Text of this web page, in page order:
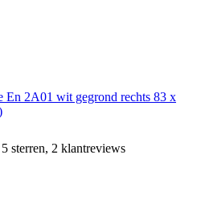
En 2A01 wit gegrond rechts 83 x
sterren, 2 klantreviews